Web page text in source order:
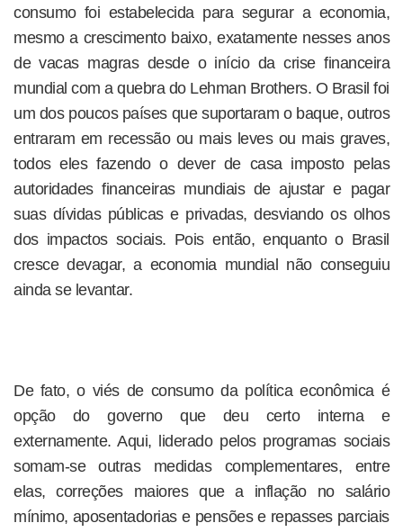
consumo foi estabelecida para segurar a economia,
mesmo a crescimento baixo, exatamente nesses anos
de vacas magras desde o início da crise financeira
mundial com a quebra do Lehman Brothers. O Brasil foi
um dos poucos países que suportaram o baque, outros
entraram em recessão ou mais leves ou mais graves,
todos eles fazendo o dever de casa imposto pelas
autoridades financeiras mundiais de ajustar e pagar
suas dívidas públicas e privadas, desviando os olhos
dos impactos sociais. Pois então, enquanto o Brasil
cresce devagar, a economia mundial não conseguiu
ainda se levantar.
De fato, o viés de consumo da política econômica é
opção do governo que deu certo interna e
externamente. Aqui, liderado pelos programas sociais
somam-se outras medidas complementares, entre
elas, correções maiores que a inflação no salário
mínimo, aposentadorias e pensões e repasses parciais